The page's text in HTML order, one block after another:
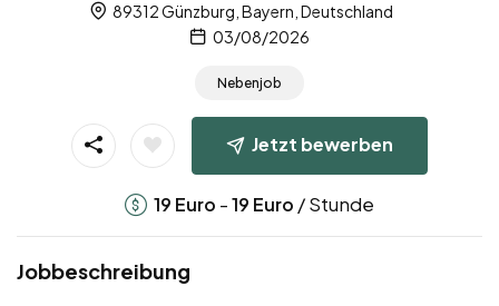
89312 Günzburg, Bayern, Deutschland
03/08/2026
Nebenjob
Jetzt bewerben
19 Euro -19 Euro / Stunde
Jobbeschreibung